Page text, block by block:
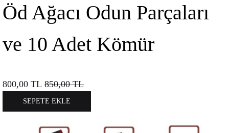
Öd Ağacı Odun Parçaları
ve 10 Adet Kömür
800,00 TL 850,00TL
SEPETE EKLE